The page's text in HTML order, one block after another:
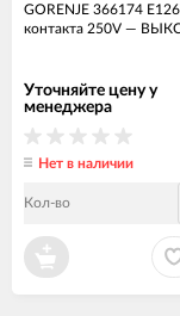
GORENJE 366174
контакта 250V —
Уточняйте цену у
менеджера
Нет в наличии
Кол-во